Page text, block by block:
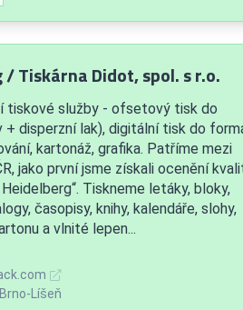
Tiskárna Didot, spol. s r.o.
tiskové služby - ofsetový tisk do
+ disperzní lak), digitální tisk do
kartonáž, grafika. Patříme mezi
jako první jsme získali ocenění
Tiskneme letáky, bloky,
časopisy, knihy, kalendáře, slohy,
a vlnité lepen...
Líšeň